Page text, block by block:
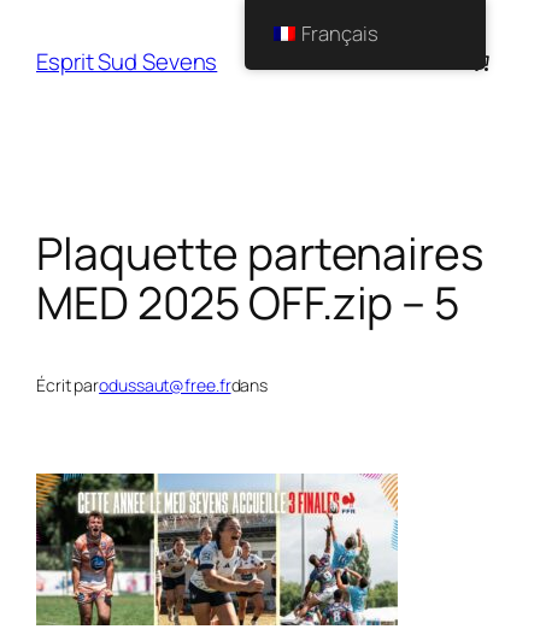
Esprit Sud Sevens
Plaquette partenaires
MED 2025 OFF.zip – 5
Écrit parodussaut@free.frdans
Français